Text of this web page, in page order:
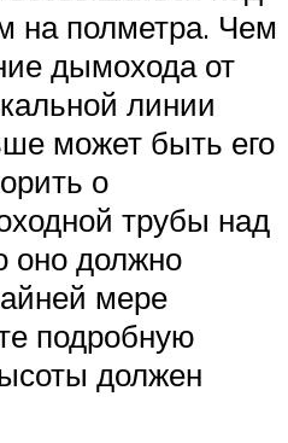
на полметра. Чем
дымохода от
линии
может быть его
о
трубы над
оно должно
мере
подробную
должен